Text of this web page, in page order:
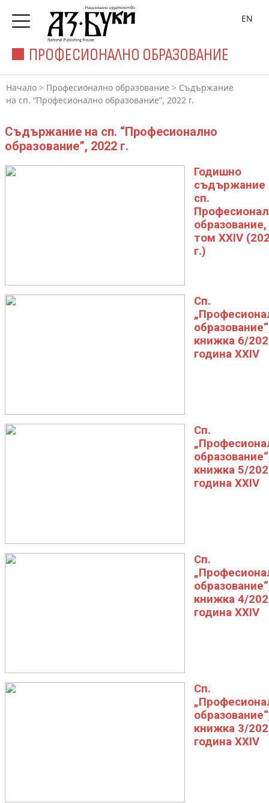
ПРОФЕСИОНАЛНО ОБРАЗОВАНИЕ
EN
Начало > Професионално образование > Съдържание
на сп. “Професионално образование”, 2022 г.
Съдържание на сп. “Професионално
образование”, 2022 г.
Годишно
съдържание
сп.
образование,
том XXIV
г.)
Сп.
книжка 6/
година XXIV
Сп.
книжка 5/
година XXIV
Сп.
книжка 4/
година XXIV
Сп.
книжка 3/
година XXIV